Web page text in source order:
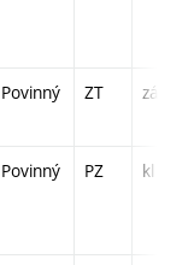
Povinný ZT zá,zk
Povinný PZ kl